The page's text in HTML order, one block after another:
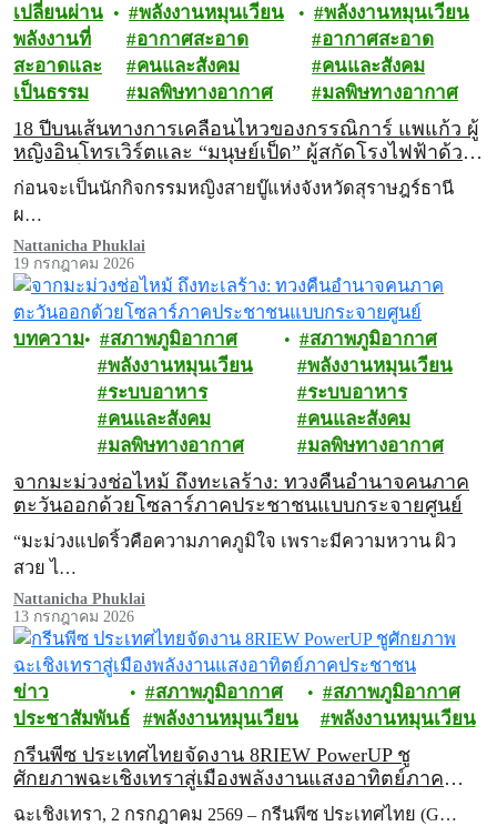
เปลี่ยนผ่าน
พลังงานที่
สะอาดและ
เป็นธรรม
พลังงานหมุนเวียน
อากาศสะอาด
คนและสังคม
มลพิษทางอากาศ
พลังงานหมุนเวียน
อากาศสะอาด
คนและสังคม
มลพิษทางอากาศ
18 ปีบนเส้นทางการเคลื่อนไหวของกรรณิการ์ แพแก้ว ผู้
หญิงอินโทรเวิร์ตและ “มนุษย์เป็ด” ผู้สกัดโรงไฟฟ้าด้วย
วิธีต่อสู้ในแบบของตัวเอง
ก่อนจะเป็นนักกิจกรรมหญิงสายบู๊แห่งจังหวัดสุราษฎร์ธานี
ผ…
Nattanicha Phuklai
19 กรกฎาคม 2026
บทความ
สภาพภูมิอากาศ
พลังงานหมุนเวียน
ระบบอาหาร
คนและสังคม
มลพิษทางอากาศ
สภาพภูมิอากาศ
พลังงานหมุนเวียน
ระบบอาหาร
คนและสังคม
มลพิษทางอากาศ
จากมะม่วงช่อไหม้ ถึงทะเลร้าง: ทวงคืนอำนาจคนภาค
ตะวันออกด้วยโซลาร์ภาคประชาชนแบบกระจายศูนย์
“มะม่วงแปดริ้วคือความภาคภูมิใจ เพราะมีความหวาน ผิว
สวย ไ…
Nattanicha Phuklai
13 กรกฎาคม 2026
ข่าว
ประชาสัมพันธ์
สภาพภูมิอากาศ
พลังงานหมุนเวียน
สภาพภูมิอากาศ
พลังงานหมุนเวียน
กรีนพีซ ประเทศไทยจัดงาน 8RIEW PowerUP ชู
ศักยภาพฉะเชิงเทราสู่เมืองพลังงานแสงอาทิตย์ภาค
ประชาชน
ฉะเชิงเทรา, 2 กรกฎาคม 2569 – กรีนพีซ ประเทศไทย (G…